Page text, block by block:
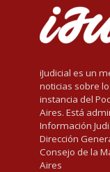
iJudicial es un
noticias sobre
instancia del
Aires. Está
Información
Dirección
Consejo de la
Aires